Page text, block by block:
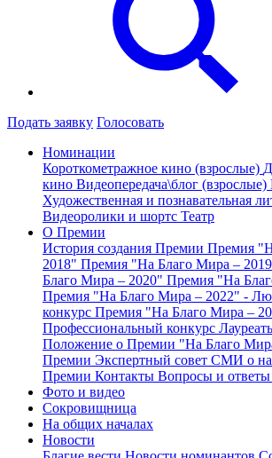
Подать заявку Голосовать
Номинации
Короткометражное кино (взрослые)
кино Видеопередача\блог (взрослые)
Художественная и познавательная
Видеоролики и шортс Театр
О Премии
История создания Премии Премия
2018" Премия "На Благо Мира –
Благо Мира – 2020" Премия "На
Премия "На Благо Мира – 2022" -
конкурс Премия "На Благо Мира –
Профессиональный конкурс
Положение о Премии "На Благо
Премии Экспертный совет СМИ о
Премии Контакты Вопросы и ответы
Фото и видео
Сокровищница
На общих началах
Новости